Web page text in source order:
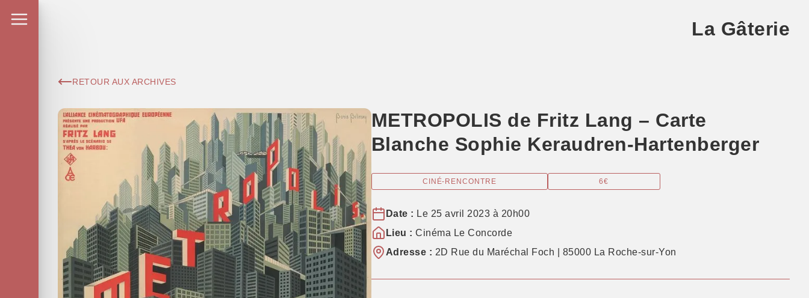
La Gâterie
RETOUR AUX ARCHIVES
METROPOLIS de Fritz Lang – Carte
Blanche Sophie Keraudren-Hartenberger
CINÉ-RENCONTRE 6€
Date : Le 25 avril 2023 à 20h00
Lieu : Cinéma Le Concorde
Adresse : 2D Rue du Maréchal Foch | 85000 La Roche-sur-Yon